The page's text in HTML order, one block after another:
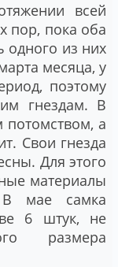
всей
пор, пока оба
одного из них
месяца, у
поэтому
гнездам. В
потомством, а
Свои гнезда
Для этого
материалы
В мае самка
6 штук, не
размера